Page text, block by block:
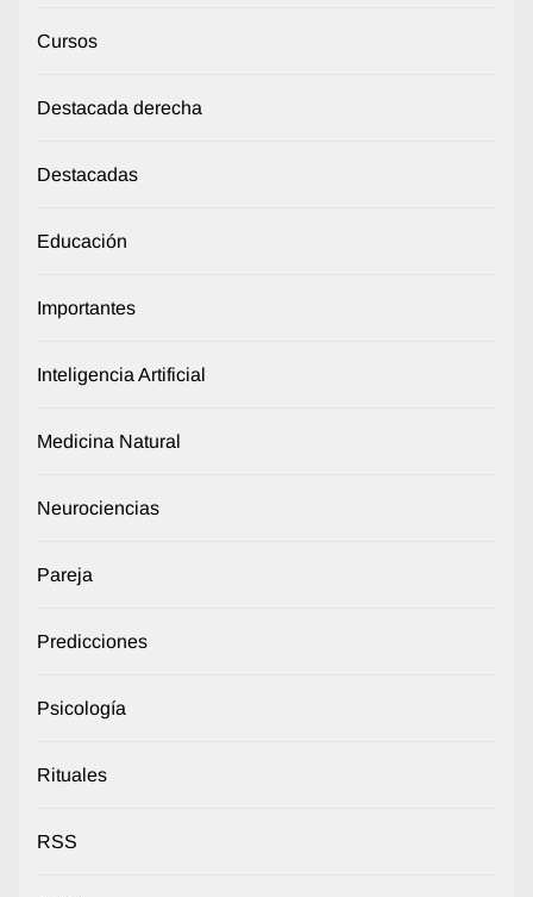
Cursos
Destacada derecha
Destacadas
Educación
Importantes
Inteligencia Artificial
Medicina Natural
Neurociencias
Pareja
Predicciones
Psicología
Rituales
RSS